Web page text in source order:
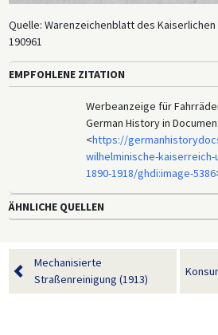
Quelle: Warenzeichenblatt des
190961
EMPFOHLENE ZITATION
Werbeanzeige für
German History in
<https://
wilhelminische-
1890-1918/ghdi:image-5386
ÄHNLICHE QUELLEN
Mechanisierte
Straßenreinigung (1913)